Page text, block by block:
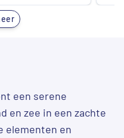
was:
€ 2,99.
is:
een serene
en zee in een zachte
elementen en